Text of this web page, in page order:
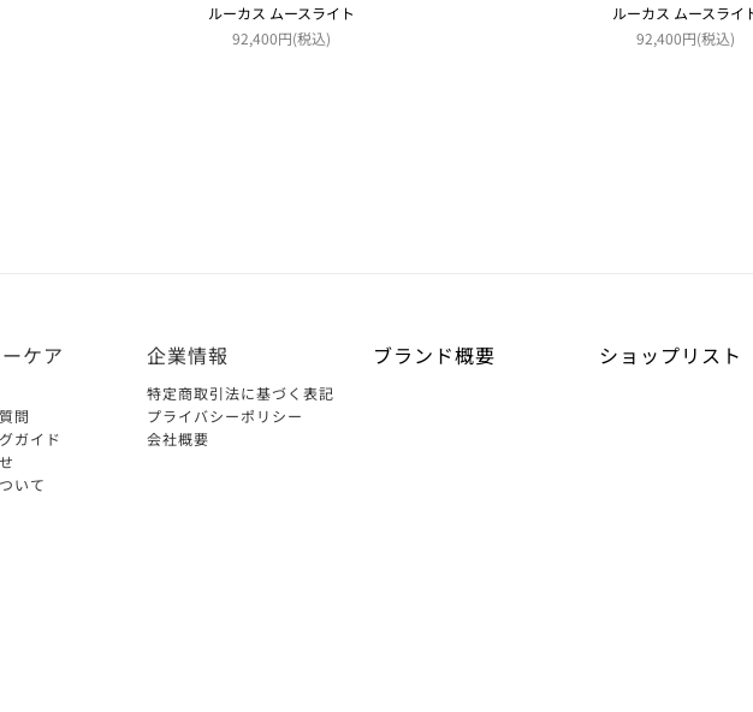
ルーカス ムースライト
92,400円(税込)
ルーカス ムースライ
92,400円(税込)
ケア
問
ガイド
いて
企業情報
特定商取引法に基づく表記
プライバシーポリシー
会社概要
ブランド概要 ショップリスト